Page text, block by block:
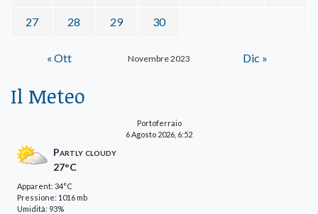
Novembre 2023
27 28 29 30
« Ott Dic »
Il Meteo
Portoferraio
6 Agosto 2026, 6:52
Partly cloudy
27°C
Apparent: 34°C
Pressione: 1016 mb
Umidità: 93%